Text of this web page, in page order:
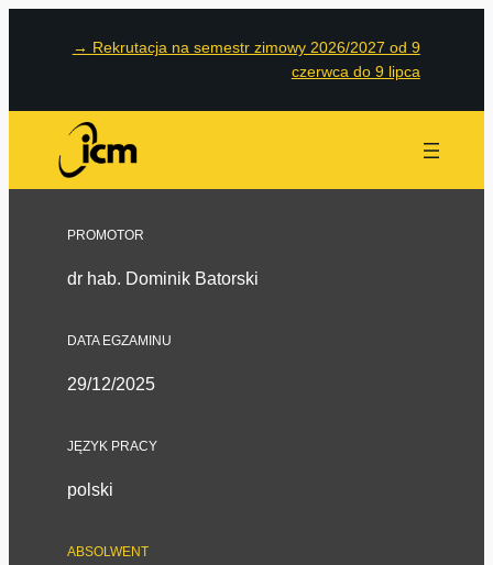
→ Rekrutacja na semestr zimowy 2026/2027 od 9
czerwca do 9 lipca
PROMOTOR
dr hab. Dominik Batorski
DATA EGZAMINU
29/12/2025
JĘZYK PRACY
polski
ABSOLWENT